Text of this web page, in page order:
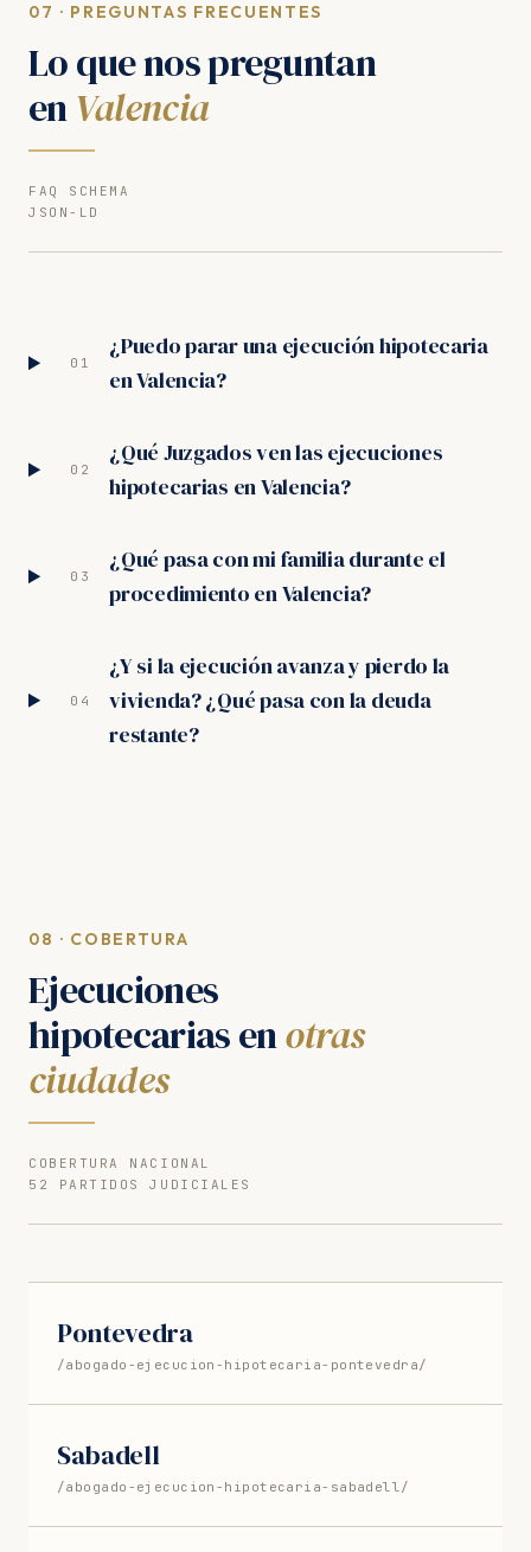
07 · PREGUNTAS FRECUENTES
Lo que nos preguntan
enValencia
FAQ SCHEMA
JSON-LD
01
¿Puedo parar una ejecución hipotecaria
en Valencia?
02
¿Qué Juzgados ven las ejecuciones
hipotecarias en Valencia?
03
¿Qué pasa con mi familia durante el
procedimiento en Valencia?
04
¿Y si la ejecución avanza y pierdo la
vivienda? ¿Qué pasa con la deuda
restante?
08 · COBERTURA
Ejecuciones
hipotecarias enotras
ciudades
COBERTURA NACIONAL
52 PARTIDOS JUDICIALES
Pontevedra
/abogado-ejecucion-hipotecaria-pontevedra/
Sabadell
/abogado-ejecucion-hipotecaria-sabadell/